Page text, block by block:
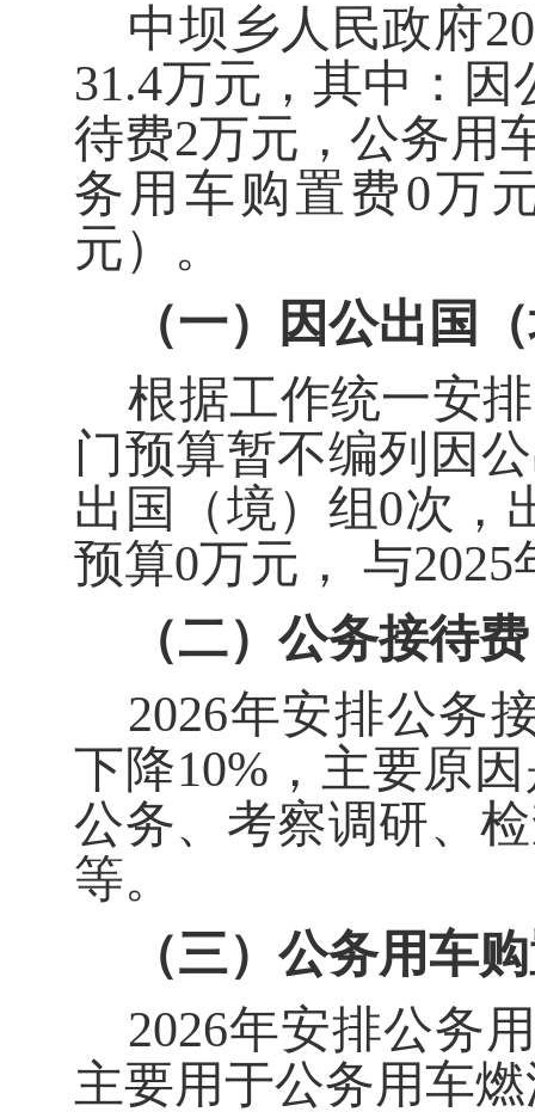
中坝乡人民政府
31.4万元，其中：因
待费2万元，公务用
务用车购置费0万
元）。
（一）因公出国
根据工作统一安
门预算暂不编列 因
出国（境）组 0次，
预算0万元， 与2025
（二）公务接待费
2026年安排公务
下降10% ，主要原
公务、考察调研、
等。
（三）公务用车
2026年安排公务
主要用于公务用车